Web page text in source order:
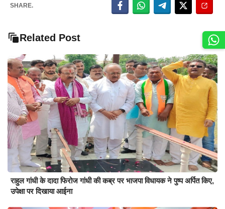
SHARE.
Related Post
राहुल गांधी के दादा फिरोज गांधी की कब्र पर भाजपा विधायक ने पुष्प अर्पित किए,
उपेक्षा पर दिखाया आईना